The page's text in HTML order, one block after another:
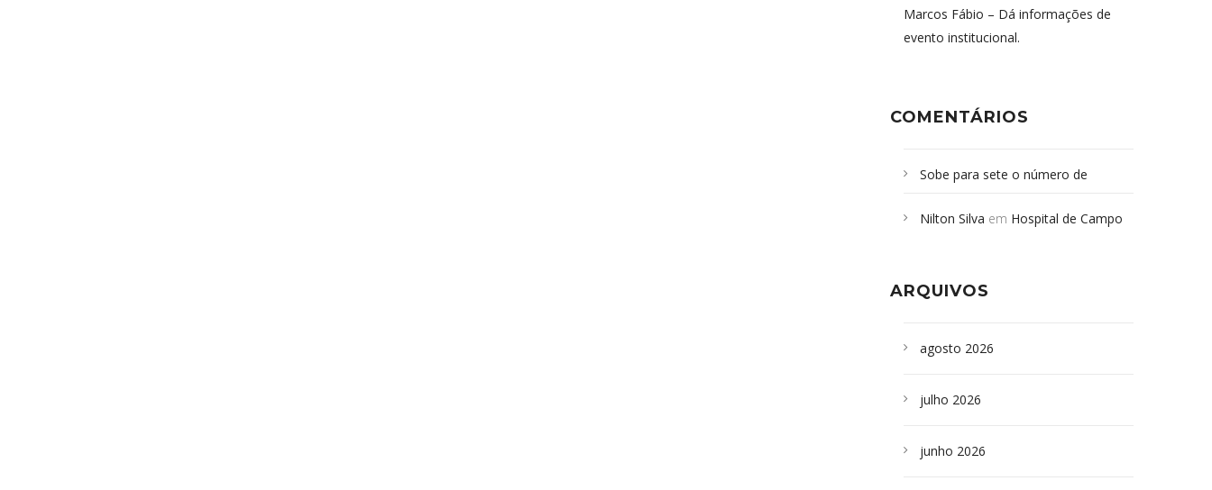
Marcos Fábio – Dá informações de
evento institucional.
COMENTÁRIOS
Sobe para sete o número de
desabamento em São Paulo - Revista
sepultados em SP
Nilton Silva em Hospital de Campo
ARQUIVOS
agosto 2026
julho 2026
junho 2026